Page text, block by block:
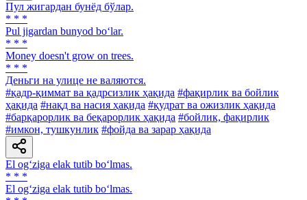
Пул жигардан бунёд бўлар.
* * *
Pul jigardan bunyod bo‘lar.
* * *
Money doesn't grow on trees.
* * *
Деньги на улице не валяются.
#қадр-қиммат ва қадрсизлик ҳақида #фақирлик ва бойлик
ҳақида #нақд ва насия ҳақида #қудрат ва ожизлик ҳақида
#барқарорлик ва беқарорлик ҳақида #бойлик, фақирлик
#имкон, тушкунлик #фойда ва зарар ҳақида
El og‘ziga elak tutib bo‘lmas.
* * *
El og‘ziga elak tutib bo‘lmas.